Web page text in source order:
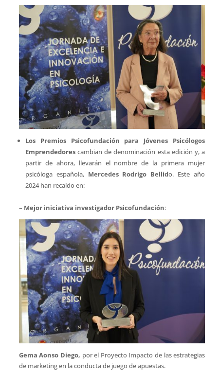
Los Premios Psicofundación para Jóvenes Psicólogos
Emprendedorescambian de denominación esta edición y, a
partir de ahora, llevarán el nombre de la primera mujer
psicóloga española, Mercedes Rodrigo Bellido. Este año
2024 han recaído en:
– Mejor iniciativa investigador Psicofundación:
Gema Aonso Diego, por el Proyecto Impacto de las estrategias
de marketing en la conducta de juego de apuestas.